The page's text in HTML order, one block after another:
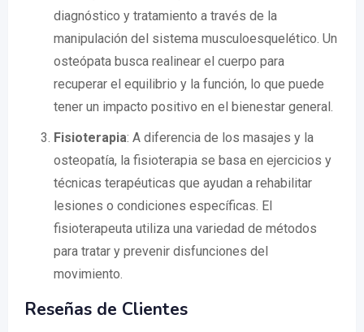
diagnóstico y tratamiento a través de la
manipulación del sistema musculoesquelético. Un
osteópata busca realinear el cuerpo para
recuperar el equilibrio y la función, lo que puede
tener un impacto positivo en el bienestar general.
Fisioterapia: A diferencia de los masajes y la
osteopatía, la fisioterapia se basa en ejercicios y
técnicas terapéuticas que ayudan a rehabilitar
lesiones o condiciones específicas. El
fisioterapeuta utiliza una variedad de métodos
para tratar y prevenir disfunciones del
movimiento.
Reseñas de Clientes